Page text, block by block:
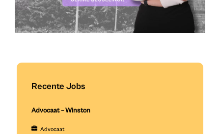
Recente Jobs
Advocaat – Winston
Advocaat